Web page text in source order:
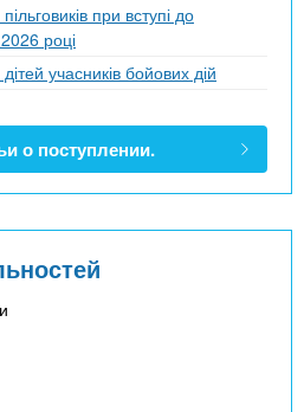
при вступі до
році
учасників бойових дій
о поступлении.